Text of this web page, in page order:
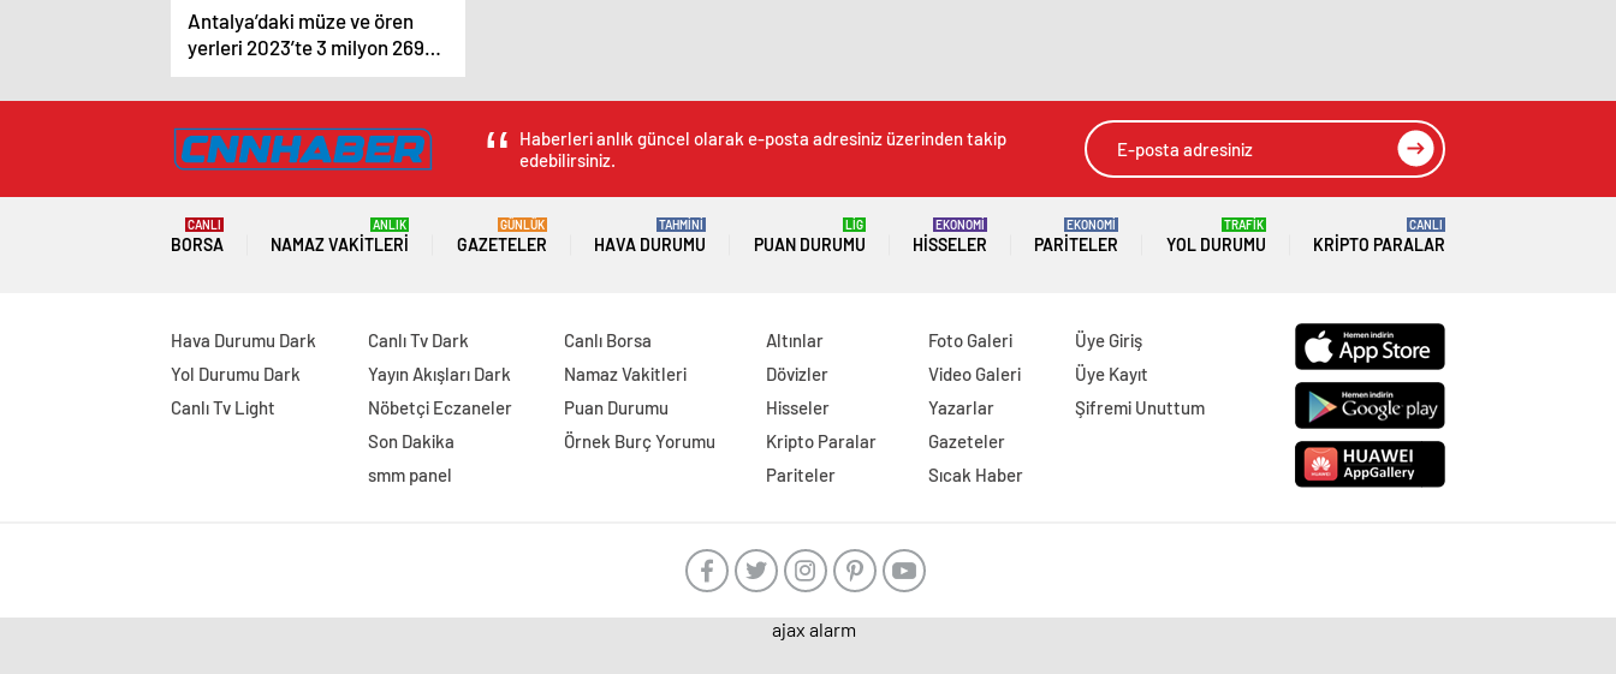
Antalya’daki müze ve ören
yerleri 2023’te 3 milyon 269
bin ziyaretçi ağırladı
Haberleri anlık güncel olarak e-posta adresiniz üzerinden takip
edebilirsiniz.
BORSA
CANLI
NAMAZ VAKITLERI
ANLIK
GAZETELER
GÜNLÜK
HAVA DURUMU
TAHMİNİ
PUAN DURUMU
LİG
HISSELER
EKONOMİ
PARITELER
EKONOMİ
YOL DURUMU
TRAFİK
KRIPTO PARALAR
CANLI
Hava Durumu Dark
Yol Durumu Dark
Canlı Tv Light
Canlı Tv Dark
Yayın Akışları Dark
Nöbetçi Eczaneler
Son Dakika
smm panel
Canlı Borsa
Namaz Vakitleri
Puan Durumu
Örnek Burç Yorumu
Altınlar
Dövizler
Hisseler
Kripto Paralar
Pariteler
Foto Galeri
Video Galeri
Yazarlar
Gazeteler
Sıcak Haber
Üye Giriş
Üye Kayıt
Şifremi Unuttum
ajax alarm